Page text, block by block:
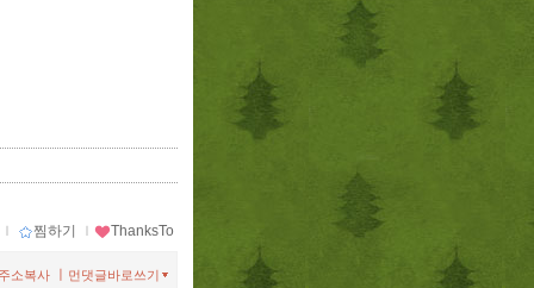
ｌ 찜하기 ｌ ThanksTo
먼댓글바로쓰기
소복사